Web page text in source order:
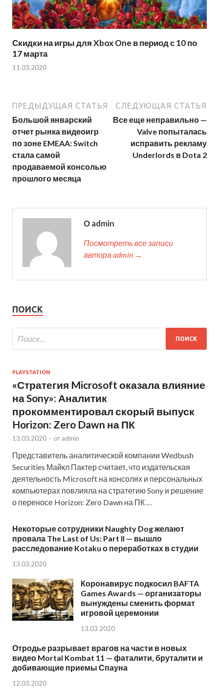
Скидки на игры для Xbox One в период с 10 по
17 марта
11.03.2020
ПРЕДЫДУЩАЯ СТАТЬЯ
Большой январский
отчет рынка видеоигр
по зоне EMEAA: Switch
стала самой
продаваемой консолью
прошлого месяца
СЛЕДУЮЩАЯ СТАТЬЯ
Все еще неправильно —
Valve попыталась
исправить рекламу
Underlords в Dota 2
О admin
Посмотреть все записи
автора admin →
ПОИСК
PLAYSTATION
«Стратегия Microsoft оказала влияние
на Sony»: Аналитик
прокомментировал скорый выпуск
Horizon: Zero Dawn на ПК
13.03.2020 - от admin
Представитель аналитической компании Wedbush
Securities Майкл Пактер считает, что издательская
деятельность Microsoft на консолях и персональных
компьютерах повлияла на стратегию Sony и решение
о переносе Horizon: Zero Dawn на ПК …
Некоторые сотрудники Naughty Dog желают
провала The Last of Us: Part II — вышло
расследование Kotaku о переработках в студии
13.03.2020
Коронавирус подкосил BAFTA
Games Awards — организаторы
вынуждены сменить формат
игровой церемонии
13.03.2020
Отродье разрывает врагов на части в новых
видео Mortal Kombat 11 — фаталити, бруталити и
добивающие приемы Спауна
12.03.2020